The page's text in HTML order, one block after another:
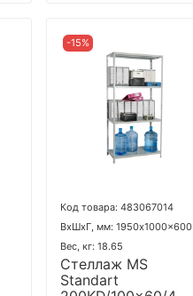
-15%
Код товара: 483067014
ВхШхГ, мм: 1950x1000x600
Вес, кг: 18.65
Стеллаж MS
Standart